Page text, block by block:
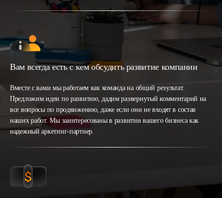
Вам всегда есть с кем обсудить развитие компании
Вместе с вами мы работаем как команда на общий результат.
Предложим идеи по развитию, дадим развернутый комментарий на
все вопросы по продвижению, даже если они не входят в состав
наших работ. Мы заинтересованы в развитии вашего бизнеса как
надежный аркетинг-партнер.